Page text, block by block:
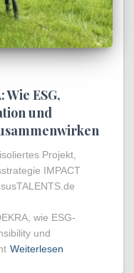
ESG,
und
Projekt,
IMPACT
wie ESG-
und
Weiterlesen